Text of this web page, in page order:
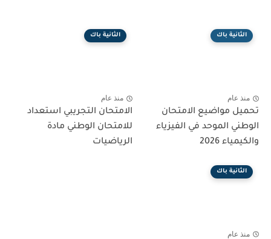
الثانية باك
منذ عام
تحميل مواضيع الامتحان
الوطني الموحد في الفيزياء
والكيمياء 2026
الثانية باك
منذ عام
الامتحان التجريبي استعداد
للامتحان الوطني مادة
الرياضيات
الثانية باك
منذ عام